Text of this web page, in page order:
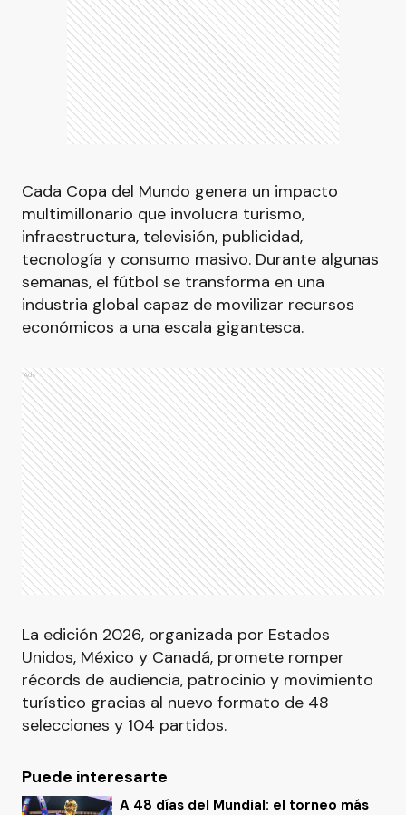
Cada Copa del Mundo genera un impacto
multimillonario que involucra turismo,
infraestructura, televisión, publicidad,
tecnología y consumo masivo. Durante algunas
semanas, el fútbol se transforma en una
industria global capaz de movilizar recursos
económicos a una escala gigantesca.
Ads
La edición 2026, organizada por Estados
Unidos, México y Canadá, promete romper
récords de audiencia, patrocinio y movimiento
turístico gracias al nuevo formato de 48
selecciones y 104 partidos.
Puede interesarte
A 48 días del Mundial: el torneo más